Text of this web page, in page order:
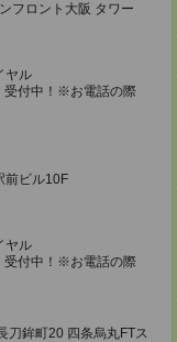
フロント大阪 タワー
ヤル
受付中！※お電話の際
前ビル10F
ヤル
受付中！※お電話の際
刀鉾町20 四条烏丸FTス